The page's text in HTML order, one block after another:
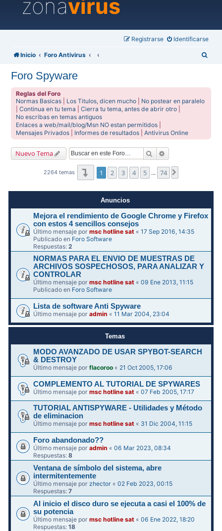
zonavirus
Identificarse
Registrarse
Inicio Foro Antivirus
Foro Spyware
Reglas del Foro
Normas Basicas
Los Titulos, dicen mucho
No postear en paralelo
|Continua en tu tema |Cierra tu tema, antes de abrir otro
No escribas en temas antiguos
Enlaces a web/mail/blog/Msn NO estan permitidos
Mensajes Privados
Informes de resultados |Antivirus Online
Nuevo Tema Buscar
2264 temas Página1de74
1 2 3 4 5 … 74
Anuncios
Mejora el rendimiento de Google Chrome y Firefox
con estos 4 sencillos consejos
Último mensaje pormsc hotline sat «17 Sep 2016, 14:35
Publicado en Foro Software
Respuestas:2
NORMAS PARA EL ENVIO DE MUESTRAS DE
ARCHIVOS SOSPECHOSOS, PARA ANALIZAR Y
CONTROLAR
Último mensaje pormsc hotline sat «09 Ene 2013, 11:15
Publicado en Foro Software
Lista de software Anti Spyware
Último mensaje poradmin «11 Mar 2004, 23:04
Temas
MODO AVANZADO DE USAR SPYBOT-SEARCH
& DESTROY
Último mensaje porflacoroo « 21 Oct 2005, 17:06
COMPLEMENTO AL TUTORIAL DE SPYWARES
Último mensaje pormsc hotline sat «07 Feb 2005, 17:17
TUTORIAL ANTISPYWARE - Utilidades y Método
de eliminacion
Último mensaje pormsc hotline sat « 31 Dic 2004, 11:15
Foro abandonado??
Último mensaje poradmin «06 Mar 2023, 08:34
Respuestas:8
Ventana de símbolo del sistema, abre
intermitentemente
Último mensaje por zhector «02 Feb 2023, 00:15
Respuestas:7
Al inicio el disco duro se ejecuta a casi el 100% de
su potencia
Último mensaje pormsc hotline sat «06 Ene 2022, 18:20
Respuestas:18